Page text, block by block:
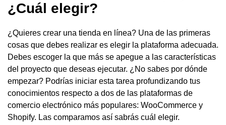
¿Cuál elegir?
¿Quieres crear una tienda en línea? Una de las primeras
cosas que debes realizar es elegir la plataforma adecuada.
Debes escoger la que más se apegue a las características
del proyecto que deseas ejecutar. ¿No sabes por dónde
empezar? Podrías iniciar esta tarea profundizando tus
conocimientos respecto a dos de las plataformas de
comercio electrónico más populares: WooCommerce y
Shopify. Las comparamos así sabrás cuál elegir.